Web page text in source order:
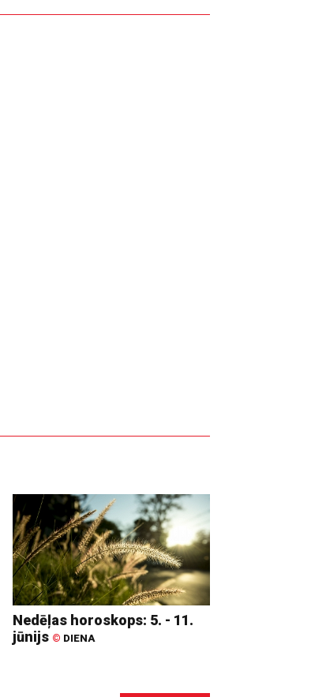
Nedēļas horoskops: 5. - 11.
jūnijs © DIENA